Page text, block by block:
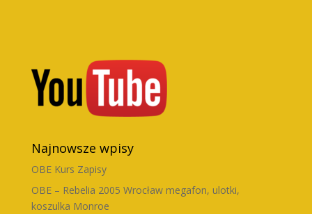
Najnowsze wpisy
OBE Kurs Zapisy
OBE – Rebelia 2005 Wrocław megafon, ulotki,
koszulka Monroe